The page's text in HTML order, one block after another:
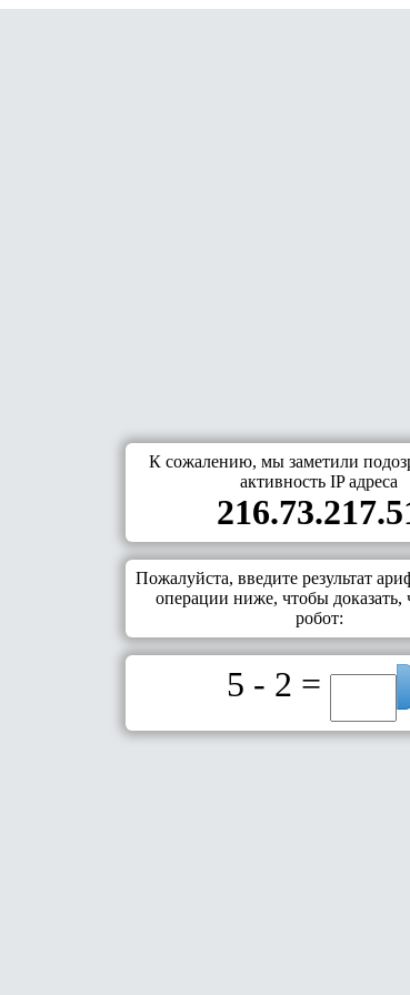
К сожалению, мы заметили
активность IP адреса
Пожалуйста, введите результат
операции ниже, чтобы
робот:
5 - 2 =